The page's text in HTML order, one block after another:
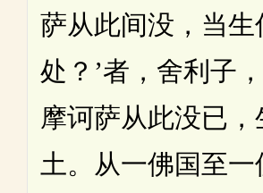
萨从此间没，当生
处？’者，舍利子
摩诃萨从此没已，
土。从一佛国至一